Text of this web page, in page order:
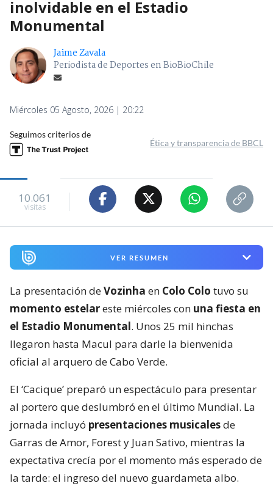
inolvidable en el Estadio
Monumental
Jaime Zavala
Periodista de Deportes en BioBioChile
Miércoles 05 Agosto, 2026 | 20:22
Seguimos criterios de
Ética y transparencia de BBCL
10.061
visitas
VER RESUMEN
La presentación deVozinha en Colo Colo tuvo su
momento estelareste miércoles con una fiesta en
el Estadio Monumental. Unos 25 mil hinchas
llegaron hasta Macul para darle la bienvenida
oficial al arquero de Cabo Verde.
El ‘Cacique’ preparó un espectáculo para presentar
al portero que deslumbró en el último Mundial. La
jornada incluyó presentaciones musicalesde
Garras de Amor, Forest y Juan Sativo, mientras la
expectativa crecía por el momento más esperado de
la tarde: el ingreso del nuevo guardameta albo.